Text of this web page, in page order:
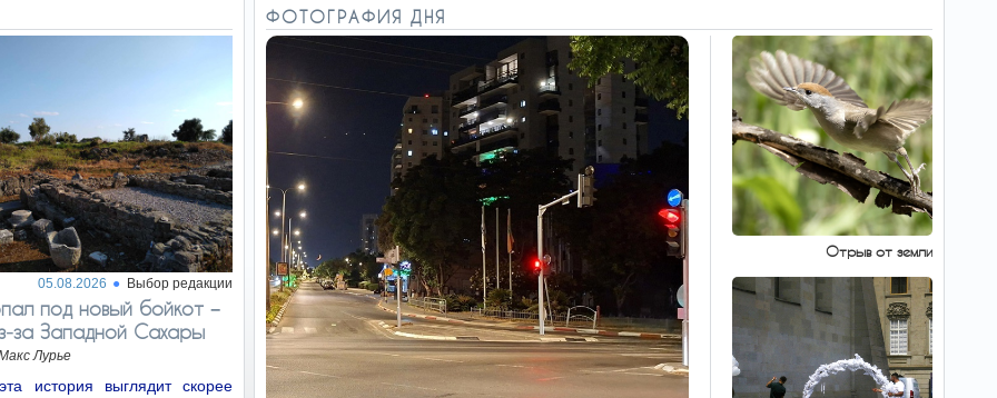
10:41
Полезный перекус
для сердца и мозга –
свойства грецких орехов
Регулярное употребление
грецких орехов снижает риск сердечно-
сосудистых заболеваний и укрепляет
иммунную систему.
10:39
Новая ядерная
стратегия Пентагона
повышает риск войны -
Разрабатываемая Пентагоном новая ядерная
стратегия, предполагающая расширение
возможностей применения тактического
ядерного оружия, может привести к
дестабилизации международной
безопасности. В…
05.08.2026 Выбор редакции
под новый бойкот −
Западной Сахары
Лурье
история выглядит скорее
ФОТОГРАФИЯ ДНЯ
Отрыв от земли